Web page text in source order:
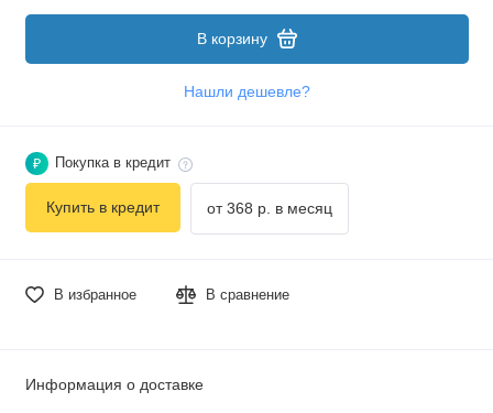
В корзину
Нашли дешевле?
В избранное В сравнение
₽ Покупка в кредит
Купить в кредит от 368 р. в месяц
Информация о доставке